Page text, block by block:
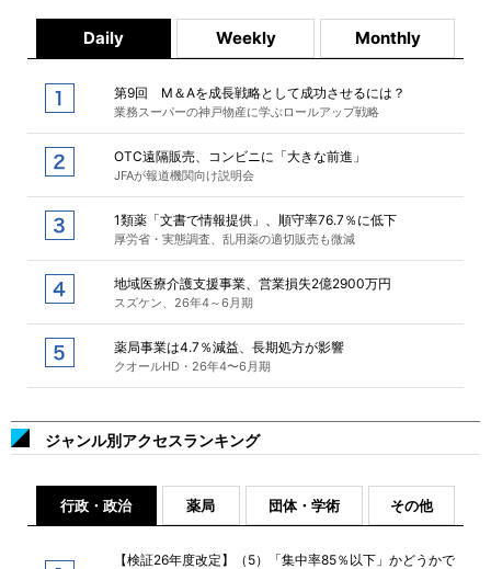
Daily Weekly Monthly
第9回 M＆Aを成長戦略として成功させるには？
業務スーパーの神戸物産に学ぶロールアップ戦略
OTC遠隔販売、コンビニに「大きな前進」
JFAが報道機関向け説明会
1類薬「文書で情報提供」、順守率76.7％に低下
厚労省・実態調査、乱用薬の適切販売も微減
地域医療介護支援事業、営業損失2億2900万円
スズケン、26年4～6月期
薬局事業は4.7％減益、長期処方が影響
クオールHD・26年4〜6月期
ジャンル別アクセスランキング
行政・政治 薬局 団体・学術 その他
【検証26年度改定】（5）「集中率85％以下」かどうかで